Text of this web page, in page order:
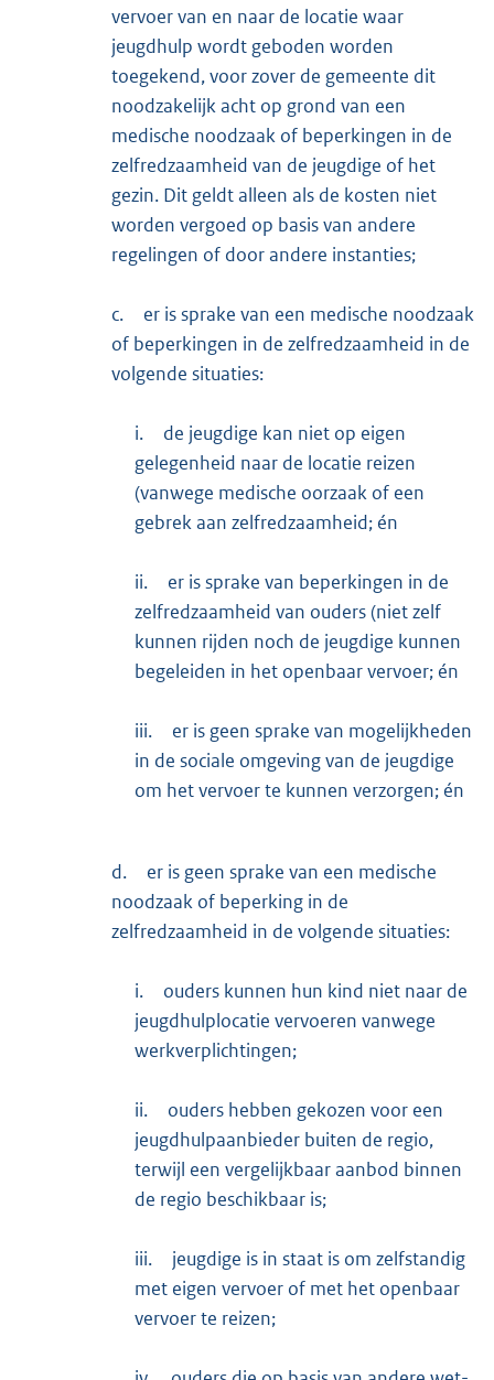
vervoer van en naar de locatie waar
jeugdhulp wordt geboden worden
toegekend, voor zover de gemeente dit
noodzakelijk acht op grond van een
medische noodzaak of beperkingen in de
zelfredzaamheid van de jeugdige of het
gezin. Dit geldt alleen als de kosten niet
worden vergoed op basis van andere
regelingen of door andere instanties;
c.
er is sprake van een medische noodzaak
of beperkingen in de zelfredzaamheid in de
volgende situaties:
i.
de jeugdige kan niet op eigen
gelegenheid naar de locatie reizen
(vanwege medische oorzaak of een
gebrek aan zelfredzaamheid; én
ii.
er is sprake van beperkingen in de
zelfredzaamheid van ouders (niet zelf
kunnen rijden noch de jeugdige kunnen
begeleiden in het openbaar vervoer; én
iii.
er is geen sprake van mogelijkheden
in de sociale omgeving van de jeugdige
om het vervoer te kunnen verzorgen; én
d.
er is geen sprake van een medische
noodzaak of beperking in de
zelfredzaamheid in de volgende situaties:
i.
ouders kunnen hun kind niet naar de
jeugdhulplocatie vervoeren vanwege
werkverplichtingen;
ii.
ouders hebben gekozen voor een
jeugdhulpaanbieder buiten de regio,
terwijl een vergelijkbaar aanbod binnen
de regio beschikbaar is;
iii.
jeugdige is in staat is om zelfstandig
met eigen vervoer of met het openbaar
vervoer te reizen;